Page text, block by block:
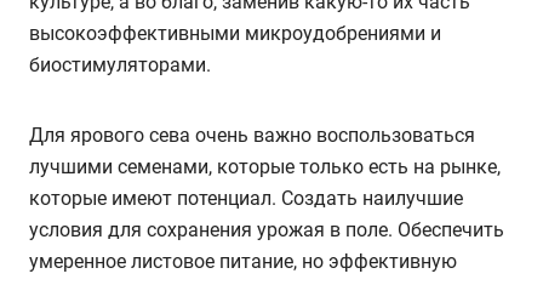
высокоэффективными микроудобрениями и
биостимуляторами.
Для ярового сева очень важно воспользоваться
лучшими семенами, которые только есть на рынке,
которые имеют потенциал. Создать наилучшие
условия для сохранения урожая в поле. Обеспечить
умеренное листовое питание, но эффективную